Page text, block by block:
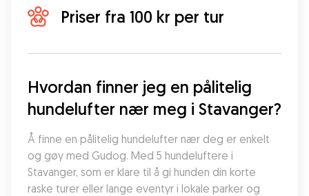
Priser fra 100 kr per tur
Hvordan finner jeg en pålitelig
hundelufter nær meg i Stavanger?
Å finne en pålitelig hundelufter nær deg er enkelt
og gøy med Gudog. Med 5 hundeluftere i
Stavanger, som er klare til å gi hunden din korte
raske turer eller lange eventyr i lokale parker og